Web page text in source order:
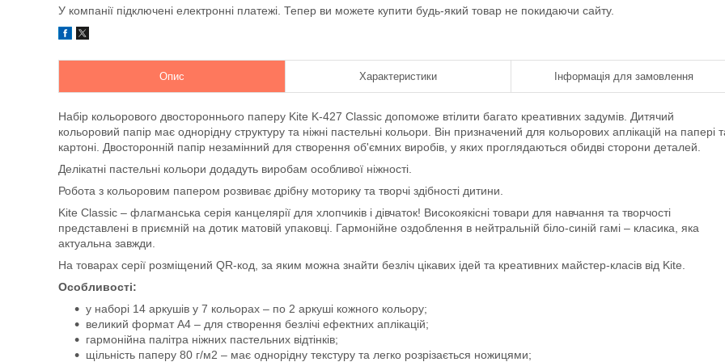
У компанії підключені електронні платежі. Тепер ви можете купити будь-який товар не покидаючи сайту.
Опис Характеристики Інформація для замовлення
Набір кольорового двостороннього паперу Kite K-427 Classic допоможе втілити багато креативних задумів. Дитячий
кольоровий папір має однорідну структуру та ніжні пастельні кольори. Він призначений для кольорових аплікацій на папері
картоні. Двосторонній папір незамінний для створення об'ємних виробів, у яких проглядаються обидві сторони деталей.
Делікатні пастельні кольори додадуть виробам особливої ніжності.
Робота з кольоровим папером розвиває дрібну моторику та творчі здібності дитини.
Kite Classic – флагманська серія канцелярії для хлопчиків і дівчаток! Високоякісні товари для навчання та творчості
представлені в приємній на дотик матовій упаковці. Гармонійне оздоблення в нейтральній біло-синій гамі – класика, яка
актуальна завжди.
На товарах серії розміщений QR-код, за яким можна знайти безліч цікавих ідей та креативних майстер-класів від Kite.
Особливості:
у наборі 14 аркушів у 7 кольорах – по 2 аркуші кожного кольору;
великий формат А4 – для створення безлічі ефектних аплікацій;
гармонійна палітра ніжних пастельних відтінків;
щільність паперу 80 г/м2 – має однорідну текстуру та легко розрізається ножицями;